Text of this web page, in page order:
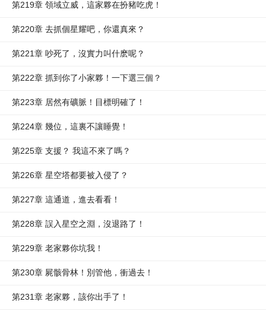
第219章 領域立威，這家夥在扮豬吃虎！
第220章 去抓個星耀吧，你還真來？
第221章 吵死了，沒實力叫什麽呢？
第222章 抓到你了小家夥！一下選三個？
第223章 居然有礦脈！目標明確了！
第224章 幾位，這裏不讓睡覺！
第225章 支援？ 我這不來了嗎？
第226章 星空塔都要被入侵了？
第227章 這通道，進去看看！
第228章 誤入星空之淵，沒退路了！
第229章 老家夥你坑我！
第230章 屍骸骨林！別管他，衝過去！
第231章 老家夥，該你出手了！